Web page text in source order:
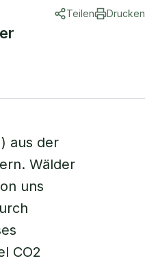
Teilen Drucken
aus der
Wälder
uns
CO2